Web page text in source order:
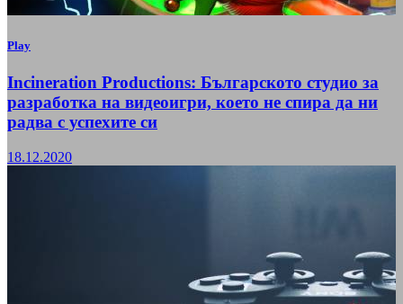
Play
Incineration Productions: Българското студио за
разработка на видеоигри, което не спира да ни
радва с успехите си
18.12.2020